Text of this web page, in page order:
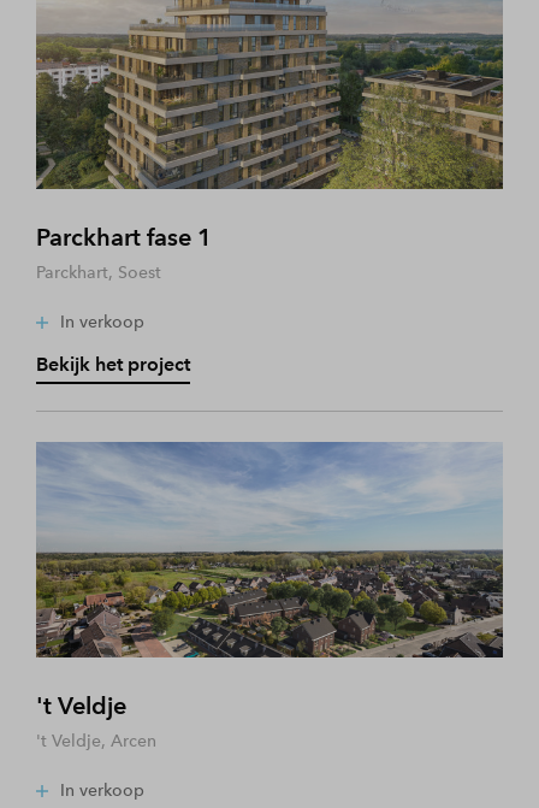
Parckhart fase 1
Parckhart, Soest
In verkoop
Bekijk het project
't Veldje
't Veldje, Arcen
In verkoop